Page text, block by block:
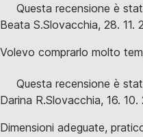
Questa recensione è
Beata S.Slovacchia, 28. 11.
Volevo comprarlo molto
Questa recensione è
Darina R.Slovacchia, 16. 10.
Dimensioni adeguate,